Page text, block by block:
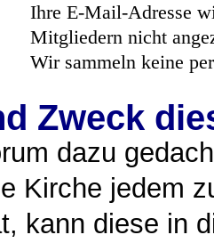
Ihre E-Mail-Adresse
Mitgliedern nicht
Wir sammeln keine
Zweck
dazu
Kirche jedem
kann diese in